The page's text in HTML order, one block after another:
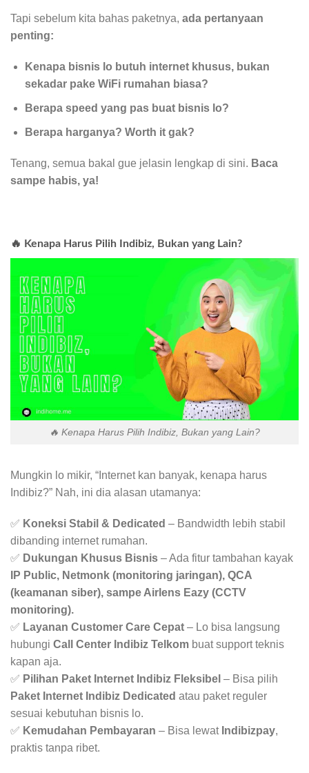
Tapi sebelum kita bahas paketnya, ada pertanyaan
penting:
Kenapa bisnis lo butuh internet khusus, bukan
sekadar pake WiFi rumahan biasa?
Berapa speed yang pas buat bisnis lo?
Berapa harganya? Worth it gak?
Tenang, semua bakal gue jelasin lengkap di sini. Baca
sampe habis, ya!
🔥 Kenapa Harus Pilih Indibiz, Bukan yang Lain?
🔥 Kenapa Harus Pilih Indibiz, Bukan yang Lain?
Mungkin lo mikir, “Internet kan banyak, kenapa harus
Indibiz?” Nah, ini dia alasan utamanya:
✅ Koneksi Stabil & Dedicated – Bandwidth lebih stabil
dibanding internet rumahan.
✅ Dukungan Khusus Bisnis – Ada fitur tambahan kayak
IP Public, Netmonk (monitoring jaringan), QCA
(keamanan siber), sampe Airlens Eazy (CCTV
monitoring).
✅ Layanan Customer Care Cepat – Lo bisa langsung
hubungi Call Center Indibiz Telkom buat support teknis
kapan aja.
✅ Pilihan Paket Internet Indibiz Fleksibel – Bisa pilih
Paket Internet Indibiz Dedicated atau paket reguler
sesuai kebutuhan bisnis lo.
✅ Kemudahan Pembayaran – Bisa lewat Indibizpay,
praktis tanpa ribet.